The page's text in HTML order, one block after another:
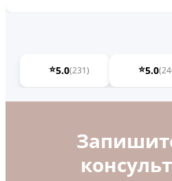
⭐5.0(231) ⭐5.0